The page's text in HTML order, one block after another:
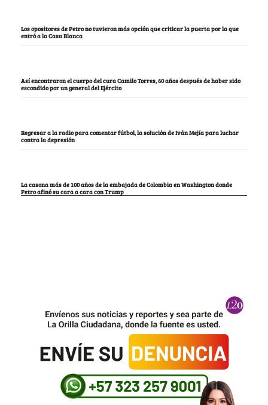
Los opositores de Petro no tuvieron más opción que criticar la puerta por la que
entró a la Casa Blanca
Así encontraron el cuerpo del cura Camilo Torres, 60 años después de haber sido
escondido por un general del Ejército
Regresar a la radio para comentar fútbol, la solución de Iván Mejía para luchar
contra la depresión
La casona más de 100 años de la embajada de Colombia en Washington donde
Petro afinó su cara a cara con Trump